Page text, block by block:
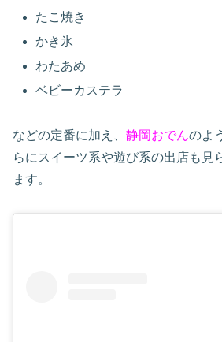
たこ焼き
かき氷
わたあめ
ベビーカステラ
などの定番に加え、 静岡おでんのよ
らにスイーツ系や遊び系の出店も見
ます。